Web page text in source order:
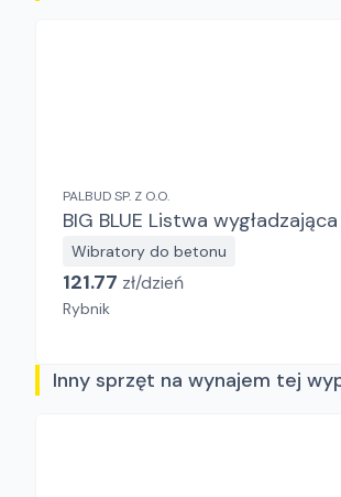
PALBUD SP. Z O.O.
BIG BLUE Listwa
Wibratory do betonu
121.77 zł/dzień
Rybnik
Inny sprzęt na wynajem tej